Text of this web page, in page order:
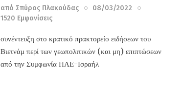
από Σπύρος Πλακούδας
08/03/2022
1520 Εμφανίσεις
συνέντευξη στο κρατικό πρακτορείο ειδήσεων του
Βιετνάμ περί των γεωπολιτικών (και μη) επιπτώσεων
από την Συμφωνία ΗΑΕ-Ισραήλ